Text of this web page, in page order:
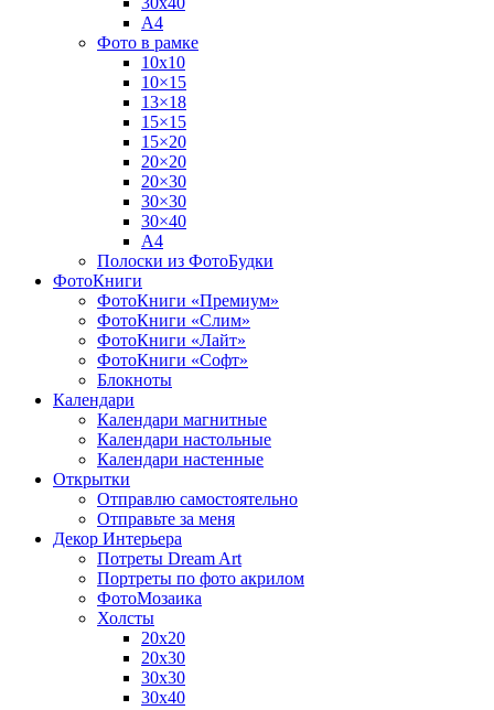
А4
Фото в рамке
10х10
10×15
13×18
15×15
15×20
20×20
20×30
30×30
30×40
A4
Полоски из ФотоБудки
ФотоКниги
ФотоКниги «Премиум»
ФотоКниги «Слим»
ФотоКниги «Лайт»
ФотоКниги «Софт»
Блокноты
Календари
Календари магнитные
Календари настольные
Календари настенные
Открытки
Отправлю самостоятельно
Отправьте за меня
Декор Интерьера
Потреты Dream Art
Портреты по фото акрилом
ФотоМозаика
Холсты
20х20
20х30
30х30
30х40